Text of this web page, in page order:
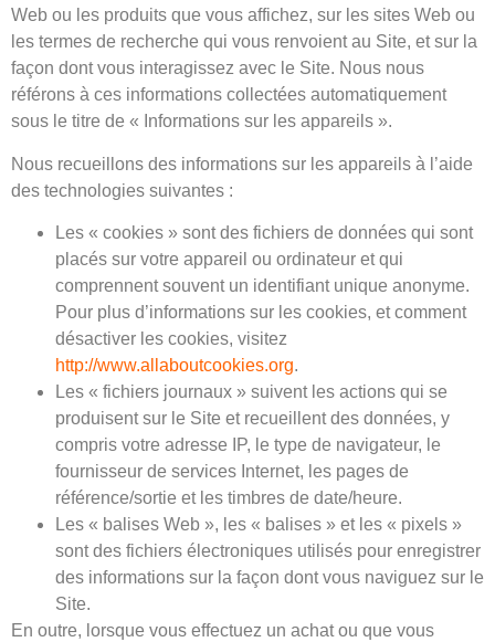
Web ou les produits que vous affichez, sur les sites Web ou
les termes de recherche qui vous renvoient au Site, et sur la
façon dont vous interagissez avec le Site. Nous nous
référons à ces informations collectées automatiquement
sous le titre de « Informations sur les appareils ».
Nous recueillons des informations sur les appareils à l’aide
des technologies suivantes :
Les « cookies » sont des fichiers de données qui sont
placés sur votre appareil ou ordinateur et qui
comprennent souvent un identifiant unique anonyme.
Pour plus d’informations sur les cookies, et comment
désactiver les cookies, visitez
http://www.allaboutcookies.org.
Les « fichiers journaux » suivent les actions qui se
produisent sur le Site et recueillent des données, y
compris votre adresse IP, le type de navigateur, le
fournisseur de services Internet, les pages de
référence/sortie et les timbres de date/heure.
Les « balises Web », les « balises » et les « pixels »
sont des fichiers électroniques utilisés pour enregistrer
des informations sur la façon dont vous naviguez sur le
Site.
En outre, lorsque vous effectuez un achat ou que vous